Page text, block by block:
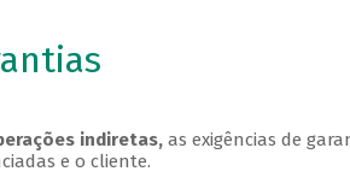
indiretas,as exigências de
e o cliente.